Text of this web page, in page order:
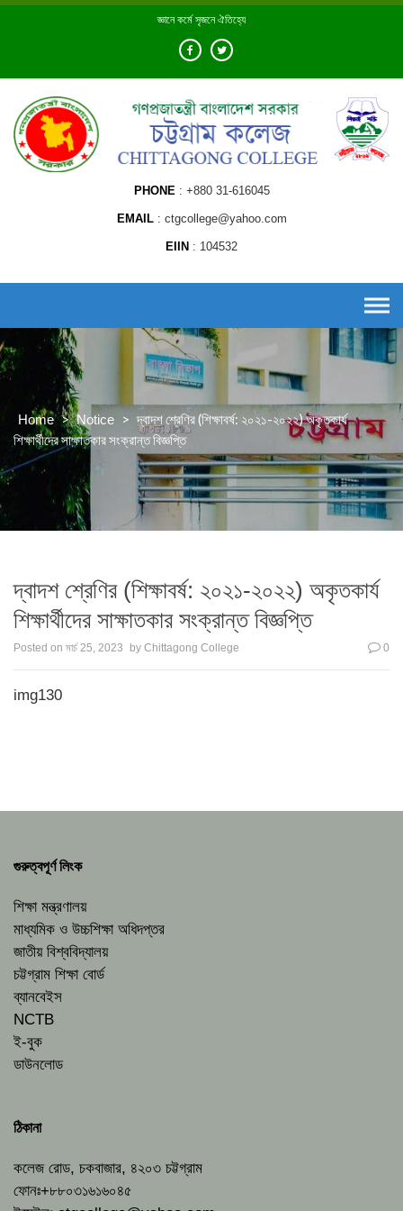
Skip
জ্ঞানে কর্মে সৃজনে ঐতিহ্যে
PHONE +880 31-616045
EMAIL ctgcollege@yahoo.com
EIIN 104532
Home > Notice > দ্বাদশ শ্রেণির (শিক্ষাবর্ষ: ২০২১-২০২২) অকৃতকার্য
শিক্ষার্থীদের সাক্ষাতকার সংক্রান্ত বিজ্ঞপ্তি
দ্বাদশ শ্রেণির (শিক্ষাবর্ষ: ২০২১-২০২২) অকৃতকার্য
শিক্ষার্থীদের সাক্ষাতকার সংক্রান্ত বিজ্ঞপ্তি
Posted on মার্চ 25, 2023 by Chittagong College 0
img130
গুরুত্বপূর্ণ লিংক
শিক্ষা মন্ত্রণালয়
মাধ্যমিক ও উচ্চশিক্ষা অধিদপ্তর
জাতীয় বিশ্ববিদ্যালয়
চট্টগ্রাম শিক্ষা বোর্ড
ব্যানবেইস
NCTB
ই-বুক
ডাউনলোড
ঠিকানা
কলেজ রোড, চকবাজার, ৪২০৩ চট্টগ্রাম
ফোনঃ+৮৮০৩১৬১৬০৪৫